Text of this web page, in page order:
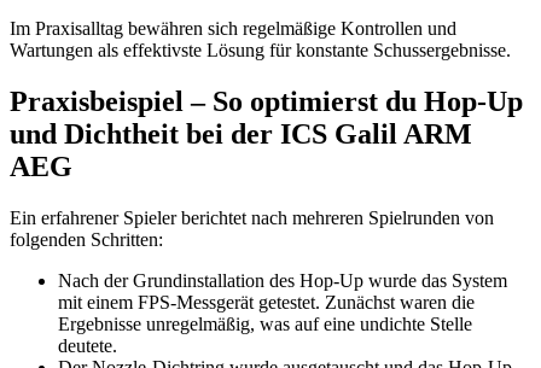
Im Praxisalltag bewähren sich regelmäßige Kontrollen und
Wartungen als effektivste Lösung für konstante Schussergebnisse.
Praxisbeispiel – So optimierst du Hop-Up
und Dichtheit bei der ICS Galil ARM
AEG
Ein erfahrener Spieler berichtet nach mehreren Spielrunden von
folgenden Schritten:
Nach der Grundinstallation des Hop-Up wurde das System
mit einem FPS-Messgerät getestet. Zunächst waren die
Ergebnisse unregelmäßig, was auf eine undichte Stelle
deutete.